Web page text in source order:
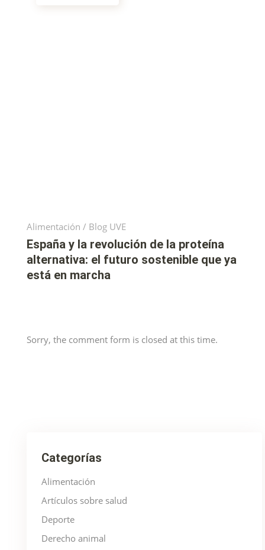
Alimentación / Blog UVE
España y la revolución de la proteína
alternativa: el futuro sostenible que ya
está en marcha
Sorry, the comment form is closed at this time.
Categorías
Alimentación
Artículos sobre salud
Deporte
Derecho animal